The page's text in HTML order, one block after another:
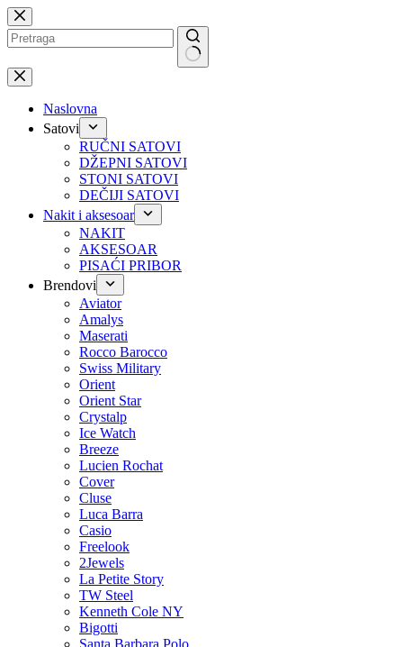
Preskoči
na
No
results
Naslovna
Satovi
RUČNI SATOVI
DŽEPNI SATOVI
STONI SATOVI
DEČIJI SATOVI
Nakit i aksesoar
NAKIT
AKSESOAR
PISAĆI PRIBOR
Brendovi
Aviator
Amalys
Maserati
Rocco Barocco
Swiss Military
Orient
Orient Star
Crystalp
Ice Watch
Breeze
Lucien Rochat
Cover
Cluse
Luca Barra
Casio
Freelook
2Jewels
La Petite Story
TW Steel
Kenneth Cole NY
Bigotti
Santa Barbara Polo